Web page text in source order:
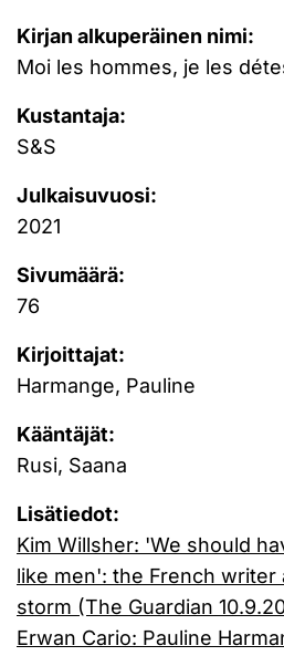
Kirjan alkuperäinen nimi:
Moi les hommes, je les
Kustantaja:
S&S
Julkaisuvuosi:
2021
Sivumäärä:
76
Kirjoittajat:
Harmange, Pauline
Kääntäjät:
Rusi, Saana
Lisätiedot:
Kim Willsher: 'We should
like men': the French
storm (The Guardian
Erwan Cario: Pauline